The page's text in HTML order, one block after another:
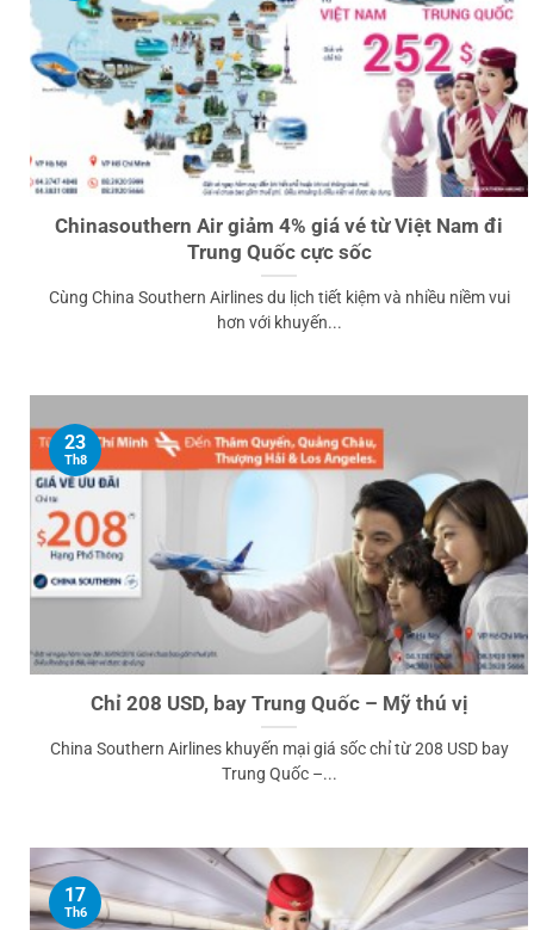
Chinasouthern Air giảm 4% giá vé từ Việt Nam đi
Trung Quốc cực sốc
Cùng China Southern Airlines du lịch tiết kiệm và nhiều niềm vui
hơn với khuyến...
Chỉ 208 USD, bay Trung Quốc – Mỹ thú vị
China Southern Airlines khuyến mại giá sốc chỉ từ 208 USD bay
Trung Quốc –...
23
Th8
17
Th6